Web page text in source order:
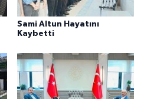
Sami Altun Hayatını
Kaybetti